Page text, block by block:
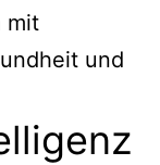
mit
und